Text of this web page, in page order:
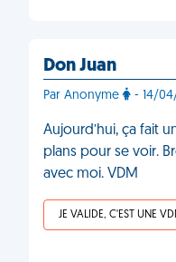
Don Juan
Par Anonyme - 14/
Aujourd’hui, ça fait
plans pour se voir.
avec moi. VDM
JE VALIDE, C'EST UNE